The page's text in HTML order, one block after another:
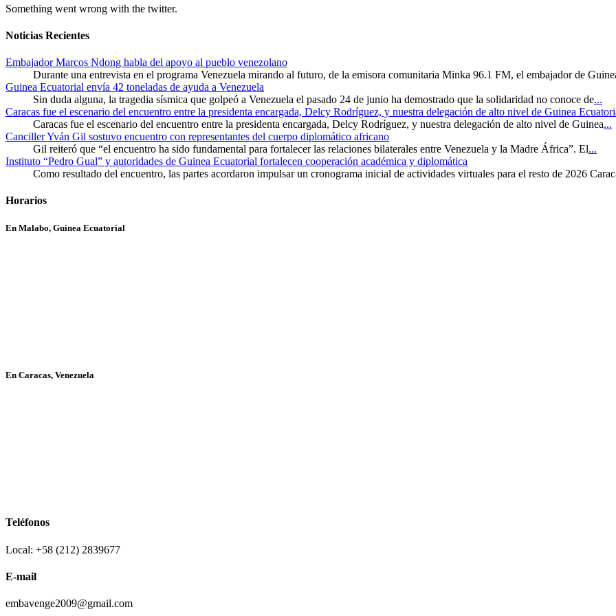
Something went wrong with the twitter.
Noticias Recientes
Embajador Marcos Ndong habla del apoyo al pueblo venezolano
Durante una entrevista en el programa Venezuela mirando al futuro, de la emisora comunitaria Minka 96.1 FM, el embajador de
Guinea Ecuatorial envía 42 toneladas de ayuda a Venezuela
Sin duda alguna, la tragedia sísmica que golpeó a Venezuela el pasado 24 de junio ha demostrado que la solidaridad no conoce de...
Caracas fue el escenario del encuentro entre la presidenta encargada, Delcy Rodríguez, y nuestra delegación de alto nivel de Guinea
Caracas fue el escenario del encuentro entre la presidenta encargada, Delcy Rodríguez, y nuestra delegación de alto nivel de Guinea...
Canciller Yván Gil sostuvo encuentro con representantes del cuerpo diplomático africano
Gil reiteró que “el encuentro ha sido fundamental para fortalecer las relaciones bilaterales entre Venezuela y la Madre África”. El...
Instituto “Pedro Gual” y autoridades de Guinea Ecuatorial fortalecen cooperación académica y diplomática
Como resultado del encuentro, las partes acordaron impulsar un cronograma inicial de actividades virtuales para el resto de 2026
Horarios
En Malabo, Guinea Ecuatorial
En Caracas, Venezuela
Teléfonos
Local: +58 (212) 2839677
E-mail
embavenge2009@gmail.com